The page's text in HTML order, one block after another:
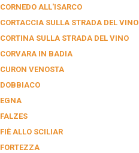
CORNEDO ALL'ISARCO
CORTACCIA SULLA STRADA DEL VINO
CORTINA SULLA STRADA DEL VINO
CORVARA IN BADIA
CURON VENOSTA
DOBBIACO
EGNA
FALZES
FIÈ ALLO SCILIAR
FORTEZZA